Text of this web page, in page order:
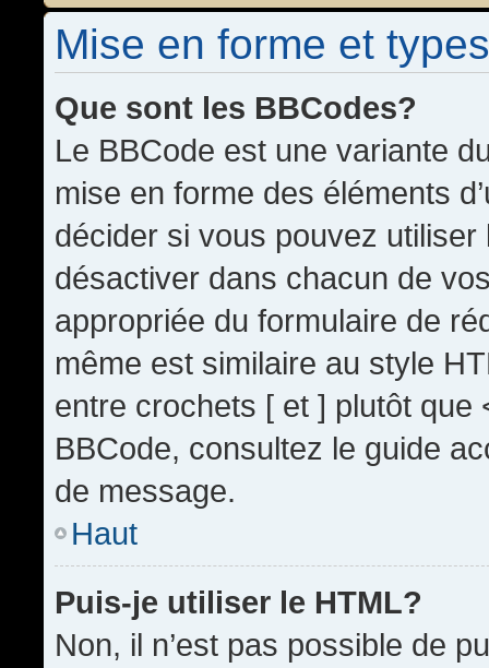
Mise en forme et
Que sont les BBCodes?
Le BBCode est une variante
mise en forme des éléments
décider si vous pouvez
désactiver dans chacun de
appropriée du formulaire de
même est similaire au style
entre crochets [ et ] plutôt que
BBCode, consultez le guide
de message.
Haut
Puis-je utiliser le HTML?
Non, il n’est pas possible de